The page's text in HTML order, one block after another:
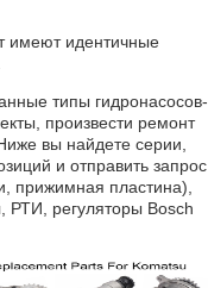
имеют идентичные
типы гидронасосов-
произвести ремонт
вы найдете серии,
и отправить запрос
прижимная пластина),
регуляторы Bosch